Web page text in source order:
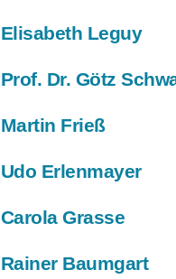
Elisabeth Leguy
Prof. Dr. Götz
Martin Frieß
Udo Erlenmayer
Carola Grasse
Rainer Baumgart